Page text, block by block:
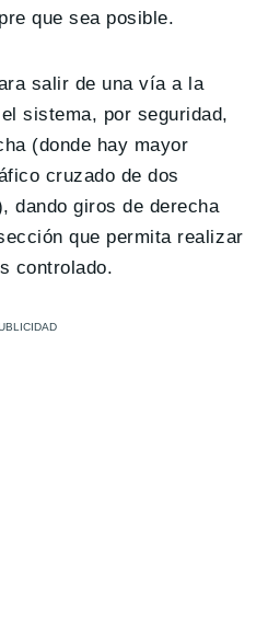
que sea posible.
salir de una vía a la
sistema, por seguridad,
(donde hay mayor
cruzado de dos
dando giros de derecha
que permita realizar
controlado.